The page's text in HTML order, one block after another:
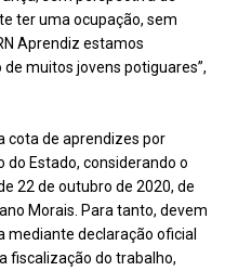
ter uma ocupação, sem
Aprendiz estamos
muitos jovens potiguares”,
cota de aprendizes por
Estado, considerando o
22 de outubro de 2020, de
Morais. Para tanto, devem
declaração oficial
fiscalização do trabalho,